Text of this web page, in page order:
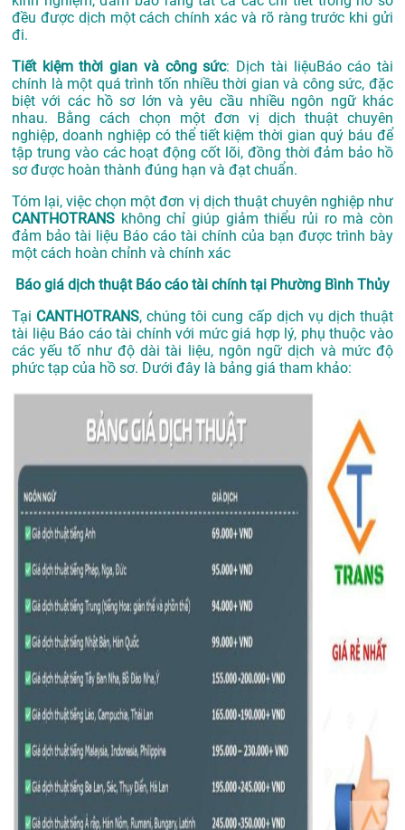
đều được dịch một cách chính xác và rõ ràng trước khi gửi
đi.
Tiết kiệm thời gian và công sức: Dịch tài liệuBáo cáo tài
chính là một quá trình tốn nhiều thời gian và công sức, đặc
biệt với các hồ sơ lớn và yêu cầu nhiều ngôn ngữ khác
nhau. Bằng cách chọn một đơn vị dịch thuật chuyên
nghiệp, doanh nghiệp có thể tiết kiệm thời gian quý báu để
tập trung vào các hoạt động cốt lõi, đồng thời đảm bảo hồ
sơ được hoàn thành đúng hạn và đạt chuẩn.
Tóm lại, việc chọn một đơn vị dịch thuật chuyên nghiệp như
CANTHOTRANS không chỉ giúp giảm thiểu rủi ro mà còn
đảm bảo tài liệu Báo cáo tài chính của bạn được trình bày
một cách hoàn chỉnh và chính xác
Báo giá dịch thuật Báo cáo tài chính tại Phường Bình Thủy
Tại CANTHOTRANS, chúng tôi cung cấp dịch vụ dịch thuật
tài liệu Báo cáo tài chính với mức giá hợp lý, phụ thuộc vào
các yếu tố như độ dài tài liệu, ngôn ngữ dịch và mức độ
phức tạp của hồ sơ. Dưới đây là bảng giá tham khảo: